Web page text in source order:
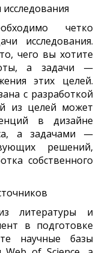
четко
исследования.
чего вы хотите
а задачи —
этих целей.
с разработкой
из целей может
в дизайне
а задачами —
решений,
собственного
литературы и
в подготовке
научные базы